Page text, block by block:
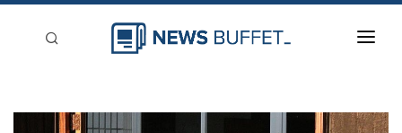
新聞稿分類